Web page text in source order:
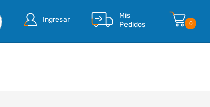
Ingresar
Mis
Pedidos
0